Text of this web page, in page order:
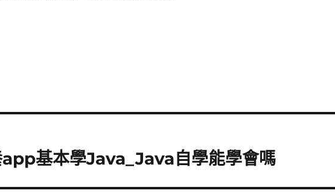
app基本學Java_Java自學能學會嗎